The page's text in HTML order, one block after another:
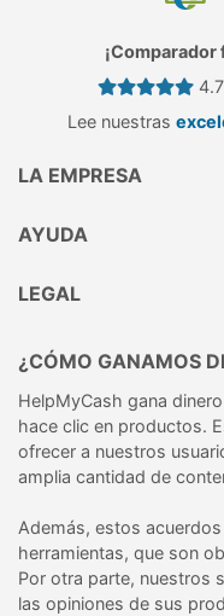
¡Comparador
Lee nuestras
LA EMPRESA
AYUDA
LEGAL
¿CÓMO GANAMOS
HelpMyCash gana
hace clic en productos.
ofrecer a nuestros
amplia cantidad de
Además, estos
herramientas, que son
Por otra parte, nuestros
las opiniones de sus